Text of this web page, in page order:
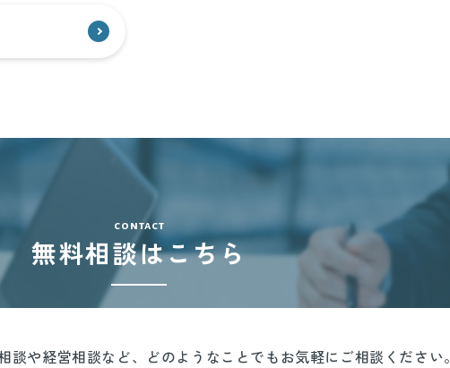
contact
無料相談はこちら
談や経営相談など、どのようなことでもお気軽にご相談ください。